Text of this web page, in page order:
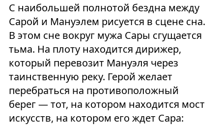
С наибольшей полнотой бездна между
Сарой и Мануэлем рисуется в сцене сна.
В этом сне вокруг мужа Сары сгущается
тьма. На плоту находится дирижер,
который перевозит Мануэля через
таинственную реку. Герой желает
перебраться на противоположный
берег — тот, на котором находится мост
искусств, на котором его ждет Сара: